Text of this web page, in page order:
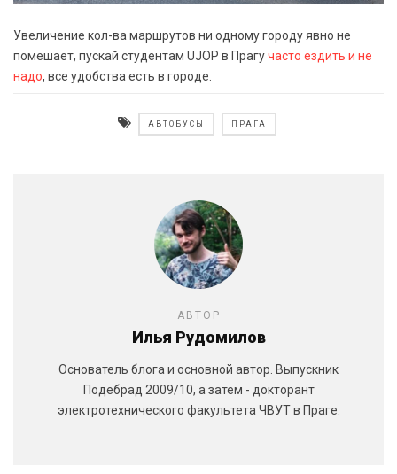
Увеличение кол-ва маршрутов ни одному городу явно не
помешает, пускай студентам UJOP в Прагучасто ездить и не
надо, все удобства есть в городе.
АВТОБУСЫ ПРАГА
АВТОР
Илья Рудомилов
Основатель блога и основной автор. Выпускник
Подебрад 2009/10, а затем - докторант
электротехнического факультета ЧВУТ в Праге.